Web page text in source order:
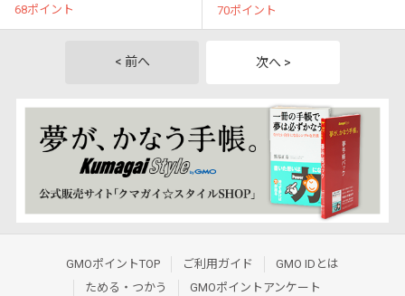
68ポイント 70ポイント
< 前へ 次へ >
GMOポイントTOP ご利用ガイド
GMO IDとは
ためる・つかう
GMOポイントアンケート